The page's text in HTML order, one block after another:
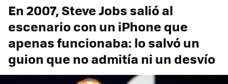
En 2007, Steve Jobs salió al
escenario con un iPhone que
apenas funcionaba: lo salvó un
guion que no admitía ni un desvío